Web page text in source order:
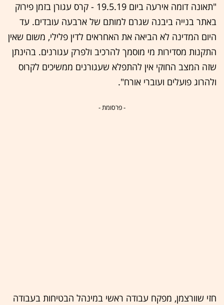
"תאונה דומה אירעה ביום 19.5.19 - קרס עגורן בזמן פירוק
באתר בנייה ביבנה שגרם למותם של ארבעה עובדים. עד
היום המדינה לא הביאה את האחראים לדין פלילי, משום שאין
התקנות מסדירות מי מוסמך להרכיב ולפרק עגורנים. בהינתן
שזה המצב החוקי אין להתפלא שעגורנים ממשיכים לקרוס
ולהרוג פועלים ועוברי אורח".
- פרסומת -
חזי שוורצמן, מפקח עבודה ראשי במינהל הבטיחות בעבודה